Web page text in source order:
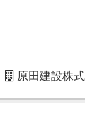
原田建設株